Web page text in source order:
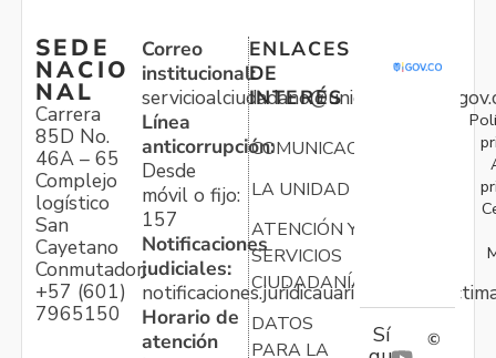
SEDE
NACIO
NAL
Carrera
85D No.
46A – 65
Complejo
logístico
San
Cayetano
Conmutador:
+57 (601)
7965150
Correo
institucional:
Línea
anticorrupción:
Desde
móvil o fijo:
157
Notificaciones
judiciales:
Horario de
atención
ENLACES
DE
INTERÉS
COMUNICACIONES
LA UNIDAD
ATENCIÓN Y
SERVICIOS
CIUDADANÍA
DATOS
PARA LA
Sí
©